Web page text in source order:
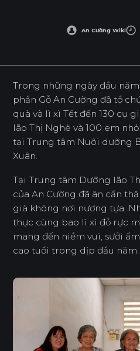
An Cường Wiki
Trong những ngày đầu
phần Gỗ An Cường đã tổ
quà và lì xì Tết đến 130 cụ
lão Thị Nghè và 100 em
tại Trung tâm Nuôi dưỡng
Xuân.
Tại Trung tâm Dưỡng lão
của An Cường đã ân cần
già không nơi nương tựa.
thực cùng bao lì xì đỏ rực
mang đến niềm vui, sưởi
cao tuổi trong dịp đầu năm.